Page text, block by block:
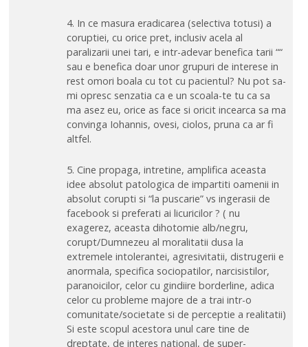
4. In ce masura eradicarea (selectiva totusi) a
coruptiei, cu orice pret, inclusiv acela al
paralizarii unei tari, e intr-adevar benefica tarii ““
sau e benefica doar unor grupuri de interese in
rest omori boala cu tot cu pacientul? Nu pot sa-
mi opresc senzatia ca e un scoala-te tu ca sa
ma asez eu, orice as face si oricit incearca sa ma
convinga Iohannis, ovesi, ciolos, pruna ca ar fi
altfel.
5. Cine propaga, intretine, amplifica aceasta
idee absolut patologica de impartiti oamenii in
absolut corupti si “la puscarie” vs ingerasii de
facebook si preferati ai licuricilor ? ( nu
exagerez, aceasta dihotomie alb/negru,
corupt/Dumnezeu al moralitatii dusa la
extremele intolerantei, agresivitatii, distrugerii e
anormala, specifica sociopatilor, narcisistilor,
paranoicilor, celor cu gindiire borderline, adica
celor cu probleme majore de a trai intr-o
comunitate/societate si de perceptie a realitatii)
Si este scopul acestora unul care tine de
dreptate, de interes national, de super-